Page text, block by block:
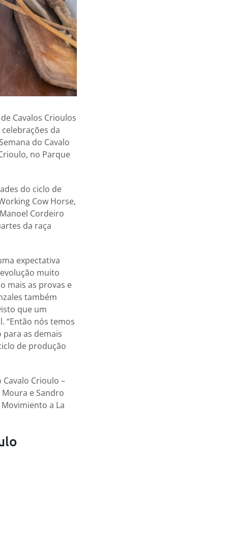
Cavalos Crioulos
da
do Cavalo
no Parque
do ciclo de
Cow Horse,
Cordeiro
da raça
expectativa
muito
mais as provas e
também
que um
“Então nós temos
as demais
de produção
Crioulo –
Moura e Sandro
a La